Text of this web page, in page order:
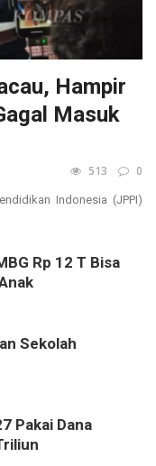
Hampir
Masuk
513 0
Indonesia (JPPI)
Rp 12 T Bisa
Sekolah
Pakai Dana